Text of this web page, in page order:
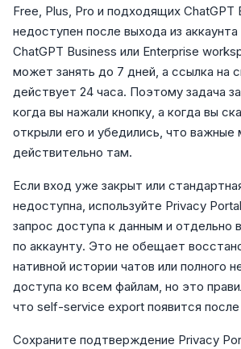
Free, Plus, Pro и подходящих ChatGPT
недоступен после выхода из
ChatGPT Business или Enterprise
может занять до 7 дней, а ссылка на
действует 24 часа. Поэтому задача
когда вы нажали кнопку, а когда вы
открыли его и убедились, что важные
действительно там.
Если вход уже закрыт или
недоступна, используйте Privacy
запрос доступа к данным и отдельно
по аккаунту. Это не обещает
нативной истории чатов или полного
доступа ко всем файлам, но это
что self-service export появится после
Сохраните подтверждение Privacy